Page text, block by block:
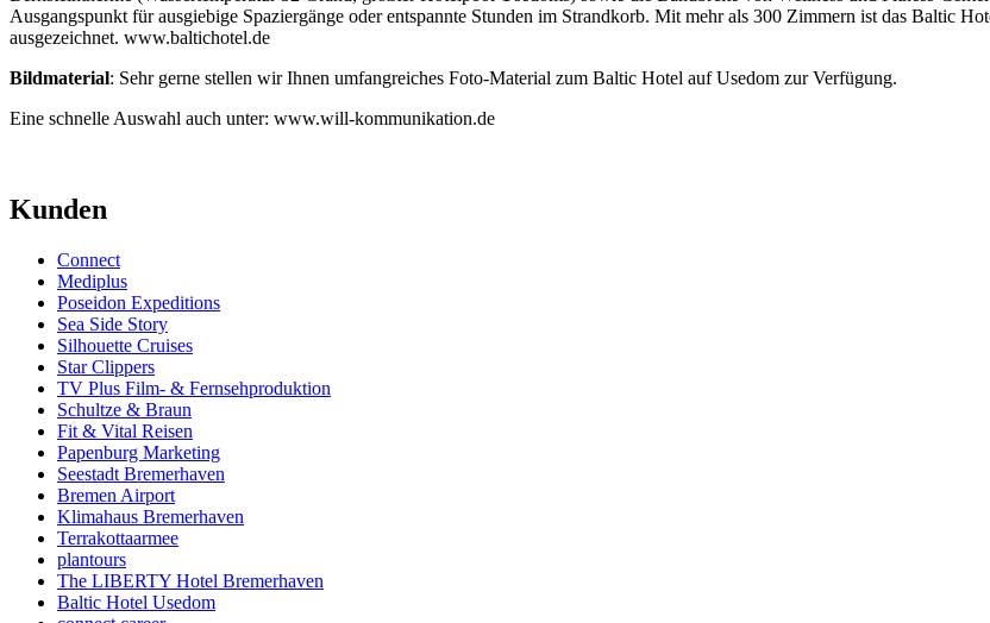
Ausgangspunkt für ausgiebige Spaziergänge oder entspannte Stunden im Strandkorb. Mit mehr als 300 Zimmern ist das Baltic
ausgezeichnet. www.baltichotel.de
Bildmaterial: Sehr gerne stellen wir Ihnen umfangreiches Foto-Material zum Baltic Hotel auf Usedom zur Verfügung.
Eine schnelle Auswahl auch unter: www.will-kommunikation.de
Kunden
Connect
Mediplus
Poseidon Expeditions
Sea Side Story
Silhouette Cruises
Star Clippers
TV Plus Film- & Fernsehproduktion
Schultze & Braun
Fit & Vital Reisen
Papenburg Marketing
Seestadt Bremerhaven
Bremen Airport
Klimahaus Bremerhaven
Terrakottaarmee
plantours
The LIBERTY Hotel Bremerhaven
Baltic Hotel Usedom